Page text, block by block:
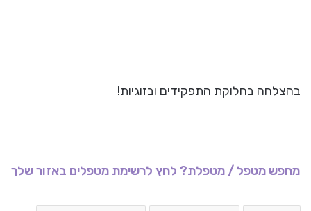
בהצלחה בחלוקת התפקידים ובזוגיות!
מחפש מטפל / מטפלת? לחץ לרשימת מטפלים באזור שלך